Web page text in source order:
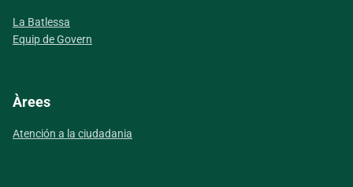
La Batlessa
Equip de Govern
Àrees
Atención a la ciudadania